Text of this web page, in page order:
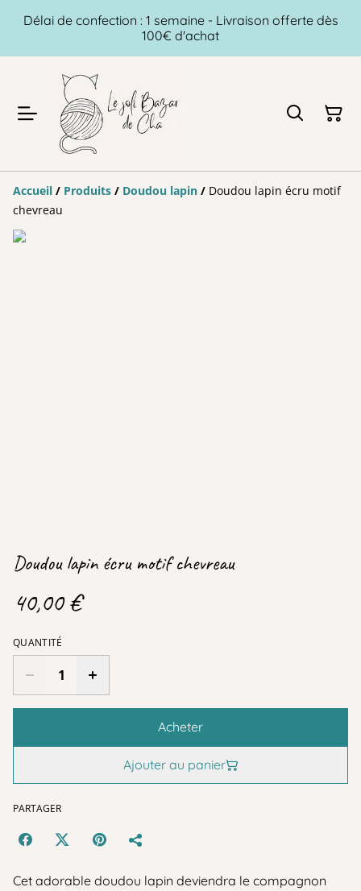
Délai de confection : 1 semaine - Livraison offerte dès
100€ d'achat
Accueil / Produits / Doudou lapin / Doudou lapin écru motif
chevreau
Doudou lapin écru motif chevreau
40,00 €
QUANTITÉ
Acheter
Ajouter au panier
PARTAGER
Cet adorable doudou lapin deviendra le compagnon